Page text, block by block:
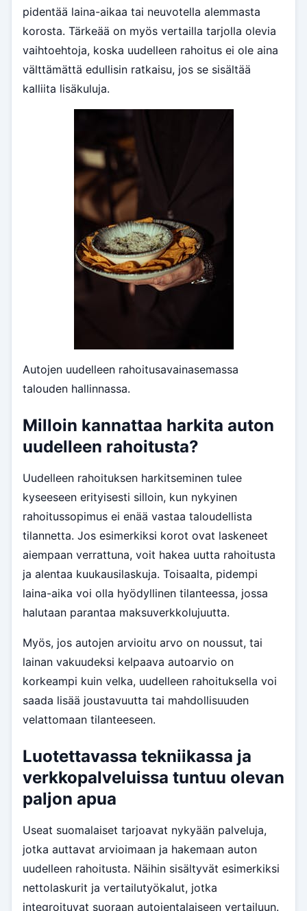
pidentää laina-aikaa tai neuvotella alemmasta
korosta. Tärkeää on myös vertailla tarjolla olevia
vaihtoehtoja, koska uudelleen rahoitus ei ole aina
välttämättä edullisin ratkaisu, jos se sisältää
kalliita lisäkuluja.
Autojen uudelleen rahoitusavainasemassa
talouden hallinnassa.
Milloin kannattaa harkita auton
uudelleen rahoitusta?
Uudelleen rahoituksen harkitseminen tulee
kyseeseen erityisesti silloin, kun nykyinen
rahoitussopimus ei enää vastaa taloudellista
tilannetta. Jos esimerkiksi korot ovat laskeneet
aiempaan verrattuna, voit hakea uutta rahoitusta
ja alentaa kuukausilaskuja. Toisaalta, pidempi
laina-aika voi olla hyödyllinen tilanteessa, jossa
halutaan parantaa maksuverkkolujuutta.
Myös, jos autojen arvioitu arvo on noussut, tai
lainan vakuudeksi kelpaava autoarvio on
korkeampi kuin velka, uudelleen rahoituksella voi
saada lisää joustavuutta tai mahdollisuuden
velattomaan tilanteeseen.
Luotettavassa tekniikassa ja
verkkopalveluissa tuntuu olevan
paljon apua
Useat suomalaiset tarjoavat nykyään palveluja,
jotka auttavat arvioimaan ja hakemaan auton
uudelleen rahoitusta. Näihin sisältyvät esimerkiksi
nettolaskurit ja vertailutyökalut, jotka
integroituvat suoraan autojentalaiseen vertailuun.